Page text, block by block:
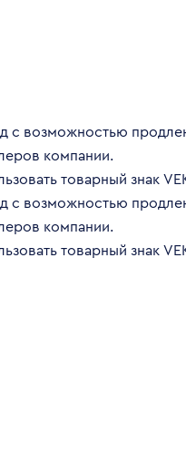
с возможностью
компании.
товарный знак
с возможностью
компании.
товарный знак